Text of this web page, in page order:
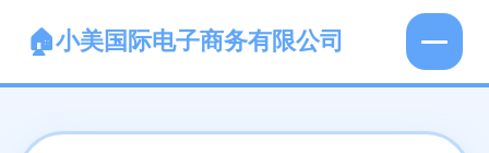
小美国际电子商务有限公司